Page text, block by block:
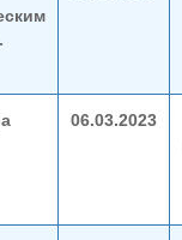
06.03.2023